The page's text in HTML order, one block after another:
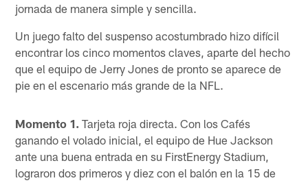
jornada de manera simple y sencilla.
Un juego falto del suspenso acostumbrado hizo difícil
encontrar los cinco momentos claves, aparte del hecho
que el equipo de Jerry Jones de pronto se aparece de
pie en el escenario más grande de la NFL.
Momento 1. Tarjeta roja directa. Con los Cafés
ganando el volado inicial, el equipo de Hue Jackson
ante una buena entrada en su FirstEnergy Stadium,
lograron dos primeros y diez con el balón en la 15 de